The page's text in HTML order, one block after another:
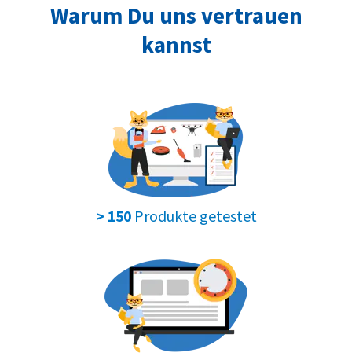
Warum Du uns vertrauen
kannst
> 150Produkte getestet